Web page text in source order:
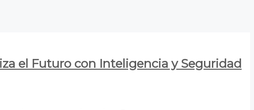
el Futuro con Inteligencia y Seguridad